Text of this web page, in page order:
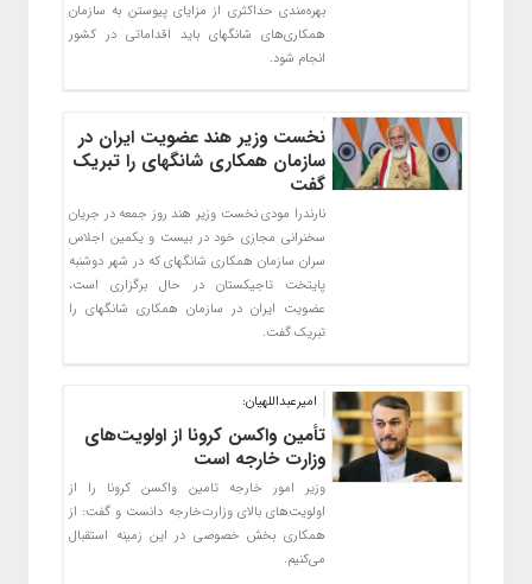
بهره‌مندی حداکثری از مزایای پیوستن به سازمان
همکاری‌های شانگهای باید اقداماتی در کشور
انجام شود.
نخست وزیر هند عضویت ایران در
سازمان همکاری شانگهای را تبریک
گفت
نارندرا مودی نخست وزیر هند روز جمعه در جریان
سخنرانی مجازی خود در بیست و یکمین اجلاس
سران سازمان همکاری شانگهای که در شهر دوشنبه
پایتخت تاجیکستان در حال برگزاری است،
عضویت ایران در سازمان همکاری شانگهای را
تبریک گفت.
امیرعبداللهیان:
تأمین واکسن کرونا از اولویت‌های
وزارت خارجه است
وزیر امور خارجه تامین واکسن کرونا را از
اولویت‌های بالای وزارت‌خارجه دانست و گفت: از
همکاری بخش خصوصی در این زمینه استقبال
می‌کنیم.